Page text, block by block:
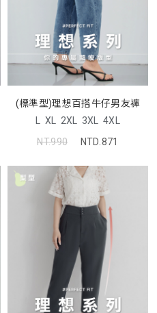
(標準型)理想百搭牛仔男友褲
L XL 2XL 3XL 4XL
NT.990
NTD.871